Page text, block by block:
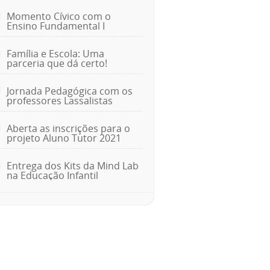
Momento Cívico com o
Ensino Fundamental I
Família e Escola: Uma
parceria que dá certo!
Jornada Pedagógica com os
professores Lassalistas
Aberta as inscrições para o
projeto Aluno Tutor 2021
Entrega dos Kits da Mind Lab
na Educação Infantil